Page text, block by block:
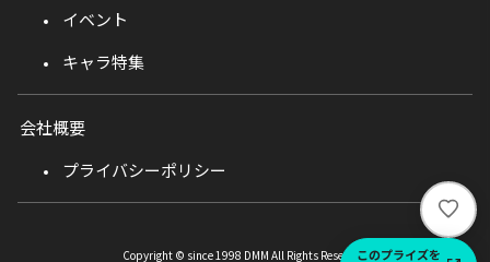
い
い
このプライズを
イベント
キャラ特集
会社概要
プライバシーポリシー
Copyright © since 1998 DMM All Rights Reserved.